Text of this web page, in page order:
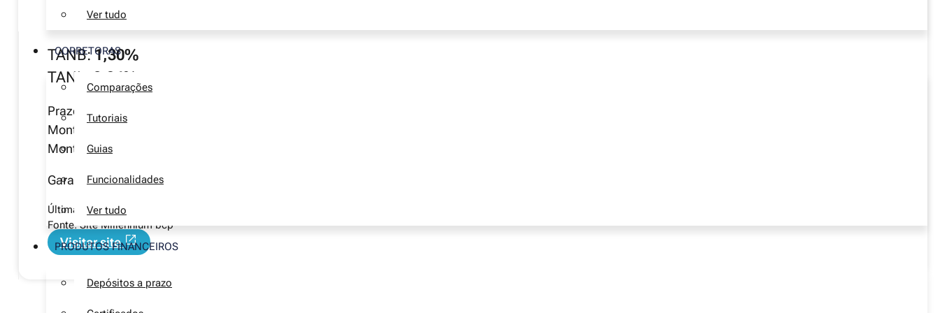
Ver tudo
CORRETORAS
Comparações
Tutoriais
Guias
Funcionalidades
Ver tudo
PRODUTOS FINANCEIROS
Depósitos a prazo
TANB:1,30%
TANL:
0,94%
Prazo: 3 meses
Montante mínimo:
Montante máximo:
Garantia de depósito
Última verificação manual:
Fonte: Site Millennium bcp
Visitar site